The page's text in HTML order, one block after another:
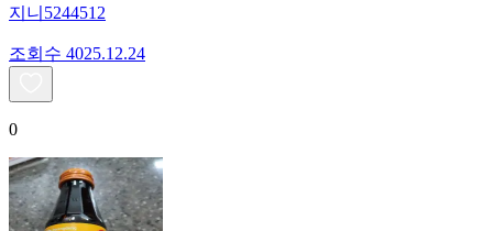
지니5244512
조회수 4025.12.24
0